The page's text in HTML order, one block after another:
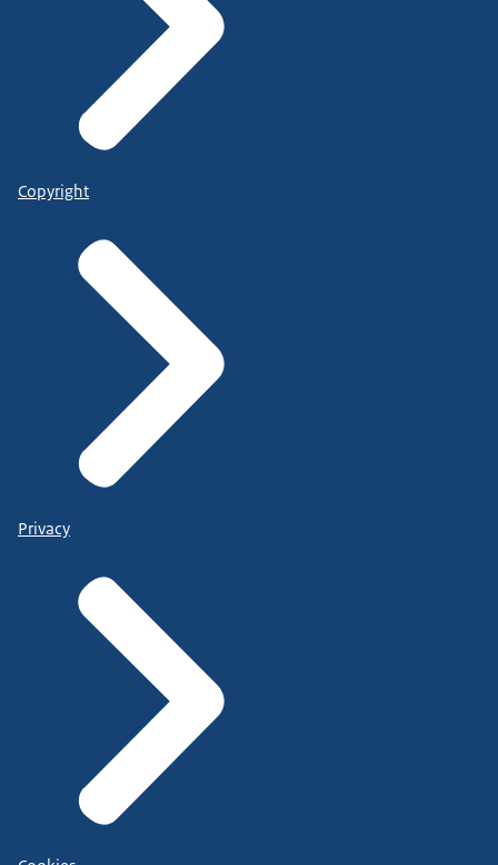
Copyright
Privacy